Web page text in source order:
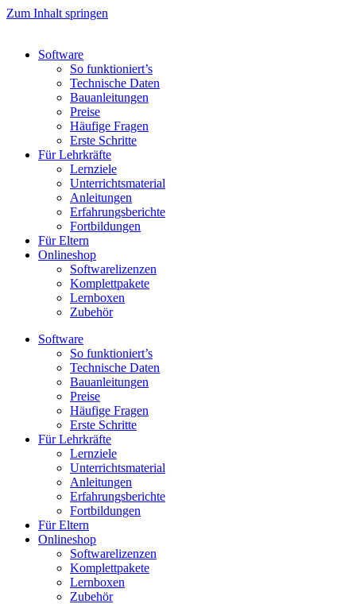
Zum Inhalt springen
Software
So funktioniert’s
Technische Daten
Bauanleitungen
Preise
Häufige Fragen
Erste Schritte
Für Lehrkräfte
Lernziele
Unterrichtsmaterial
Anleitungen
Erfahrungsberichte
Fortbildungen
Für Eltern
Onlineshop
Softwarelizenzen
Komplettpakete
Lernboxen
Zubehör
Software
So funktioniert’s
Technische Daten
Bauanleitungen
Preise
Häufige Fragen
Erste Schritte
Für Lehrkräfte
Lernziele
Unterrichtsmaterial
Anleitungen
Erfahrungsberichte
Fortbildungen
Für Eltern
Onlineshop
Softwarelizenzen
Komplettpakete
Lernboxen
Zubehör